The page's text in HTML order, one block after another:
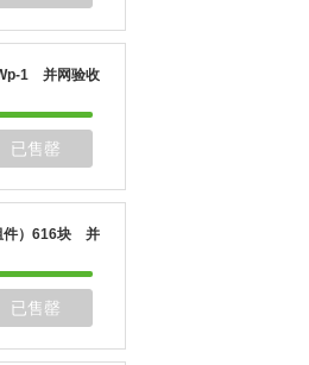
1 并网验收
已售罄
件）616块 并
网验收
已售罄